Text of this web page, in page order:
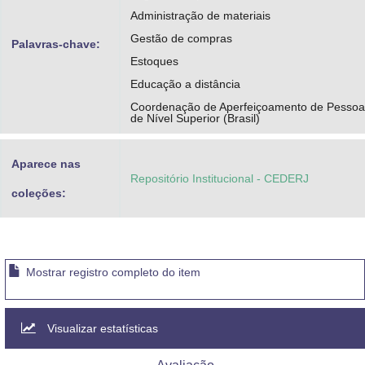
Palavras-chave:
Administração de materiais
Gestão de compras
Estoques
Educação a distância
Coordenação de Aperfeiçoamento de
de Nível Superior (Brasil)
Aparece nas
coleções:
Repositório Institucional - CEDERJ
Mostrar registro completo do item
Visualizar estatísticas